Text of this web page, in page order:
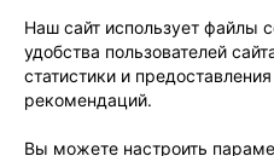
О проекте
Размещение рекламы
Публичный
Наш сайт использует файлы
удобства пользователей
статистики и
рекомендаций.
Вы можете настроить